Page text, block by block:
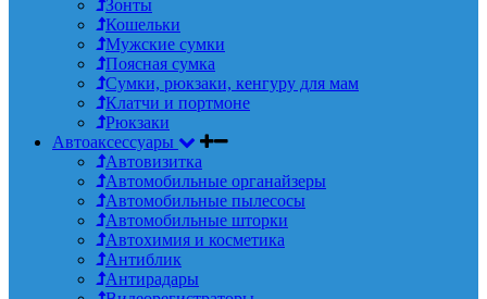
Зонты
Кошельки
Мужские сумки
Поясная сумка
Сумки, рюкзаки, кенгуру для мам
Клатчи и портмоне
Рюкзаки
Автоаксессуары
Автовизитка
Автомобильные органайзеры
Автомобильные пылесосы
Автомобильные шторки
Автохимия и косметика
Антиблик
Антирадары